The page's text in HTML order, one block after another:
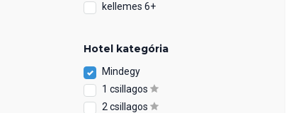
kellemes 6+
Hotel kategória
Mindegy
1 csillagos
2 csillagos